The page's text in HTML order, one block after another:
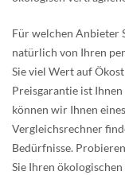
Für welchen Anbieter
natürlich von Ihren
Sie viel Wert auf
Preisgarantie ist
können wir Ihnen
Vergleichsrechner
Bedürfnisse.
Sie Ihren